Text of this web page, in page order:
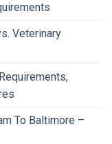
Veterinary
To Baltimore –